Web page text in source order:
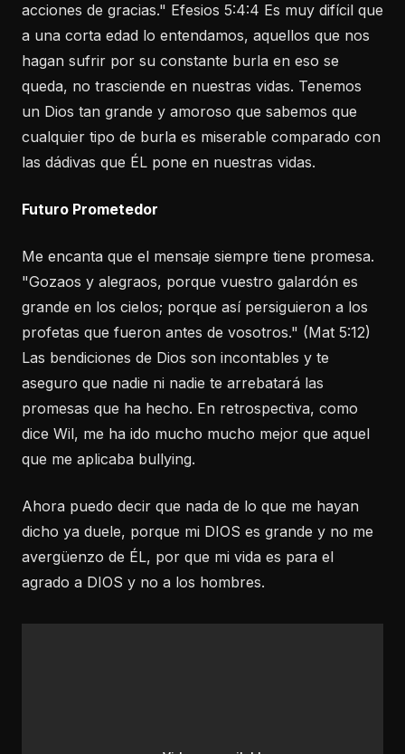
acciones de gracias." Efesios 5:4:4 Es muy difícil que
a una corta edad lo entendamos, aquellos que nos
hagan sufrir por su constante burla en eso se
queda, no trasciende en nuestras vidas. Tenemos
un Dios tan grande y amoroso que sabemos que
cualquier tipo de burla es miserable comparado con
las dádivas que ÉL pone en nuestras vidas.
Futuro Prometedor
Me encanta que el mensaje siempre tiene promesa.
"Gozaos y alegraos, porque vuestro galardón es
grande en los cielos; porque así persiguieron a los
profetas que fueron antes de vosotros." (Mat 5:12)
Las bendiciones de Dios son incontables y te
aseguro que nadie ni nadie te arrebatará las
promesas que ha hecho. En retrospectiva, como
dice Wil, me ha ido mucho mucho mejor que aquel
que me aplicaba bullying.
Ahora puedo decir que nada de lo que me hayan
dicho ya duele, porque mi DIOS es grande y no me
avergüenzo de ÉL, por que mi vida es para el
agrado a DIOS y no a los hombres.